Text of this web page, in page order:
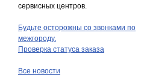
сервисных центров.
Будьте осторожны со звонками по
межгороду.
Проверка статуса заказа
Все новости